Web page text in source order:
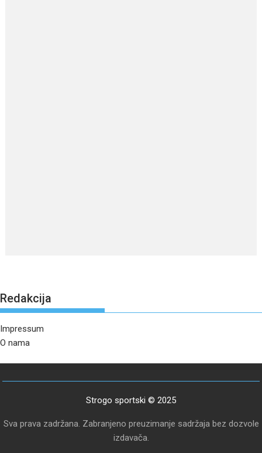
Redakcija
Impressum
O nama
Strogo sportski © 2025
Sva prava zadržana. Zabranjeno preuzimanje sadržaja bez dozvole
izdavača.